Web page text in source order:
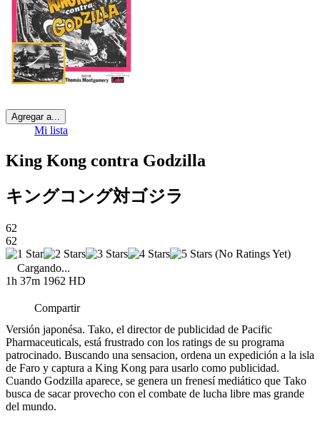
Agregar a...
Mi lista
King Kong contra Godzilla
キングコング対ゴジラ
62
62
(No Ratings Yet)
Cargando...
1h 37m 1962 HD
Compartir
Versión japonésa. Tako, el director de publicidad de Pacific
Pharmaceuticals, está frustrado con los ratings de su programa
patrocinado. Buscando una sensacion, ordena un expedición a la isla
de Faro y captura a King Kong para usarlo como publicidad.
Cuando Godzilla aparece, se genera un frenesí mediático que Tako
busca de sacar provecho con el combate de lucha libre mas grande
del mundo.